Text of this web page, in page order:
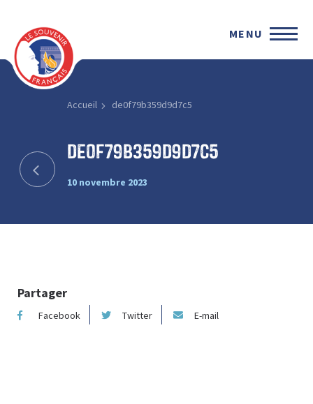
MENU
Accueil de0f79b359d9d7c5
de0f79b359d9d7c5
10 novembre 2023
Partager
Facebook Twitter E-mail